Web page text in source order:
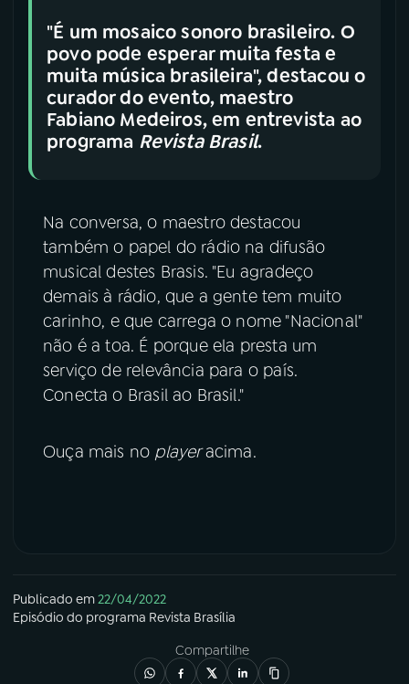
"É um mosaico sonoro brasileiro. O
povo pode esperar muita festa e
muita música brasileira", destacou o
curador do evento, maestro
Fabiano Medeiros, em entrevista ao
programa Revista Brasil.
Na conversa, o maestro destacou
também o papel do rádio na difusão
musical destes Brasis. "Eu agradeço
demais à rádio, que a gente tem muito
carinho, e que carrega o nome "Nacional"
não é a toa. É porque ela presta um
serviço de relevância para o país.
Conecta o Brasil ao Brasil."
Ouça mais no playeracima.
Publicado em22/04/2022
Episódio do programa Revista Brasília
Compartilhe